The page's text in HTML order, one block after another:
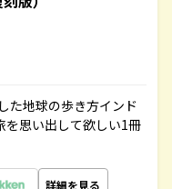
た地球の歩き方インド
思い出して欲しい1冊
詳細を見る